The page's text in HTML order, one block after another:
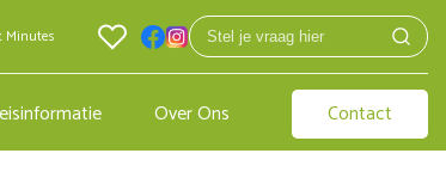
Minutes
Over Ons Contact